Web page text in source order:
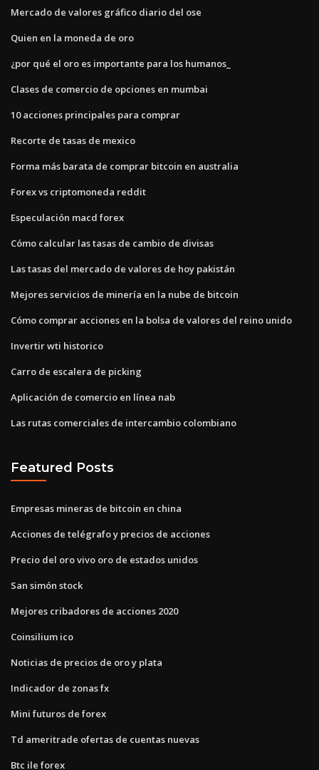
Mercado de valores gráfico diario del ose
Quien en la moneda de oro
¿por qué el oro es importante para los humanos_
Clases de comercio de opciones en mumbai
10 acciones principales para comprar
Recorte de tasas de mexico
Forma más barata de comprar bitcoin en australia
Forex vs criptomoneda reddit
Especulación macd forex
Cómo calcular las tasas de cambio de divisas
Las tasas del mercado de valores de hoy pakistán
Mejores servicios de minería en la nube de bitcoin
Cómo comprar acciones en la bolsa de valores del reino unido
Invertir wti historico
Carro de escalera de picking
Aplicación de comercio en línea nab
Las rutas comerciales de intercambio colombiano
Featured Posts
Empresas mineras de bitcoin en china
Acciones de telégrafo y precios de acciones
Precio del oro vivo oro de estados unidos
San simón stock
Mejores cribadores de acciones 2020
Coinsilium ico
Noticias de precios de oro y plata
Indicador de zonas fx
Mini futuros de forex
Td ameritrade ofertas de cuentas nuevas
Btc ile forex